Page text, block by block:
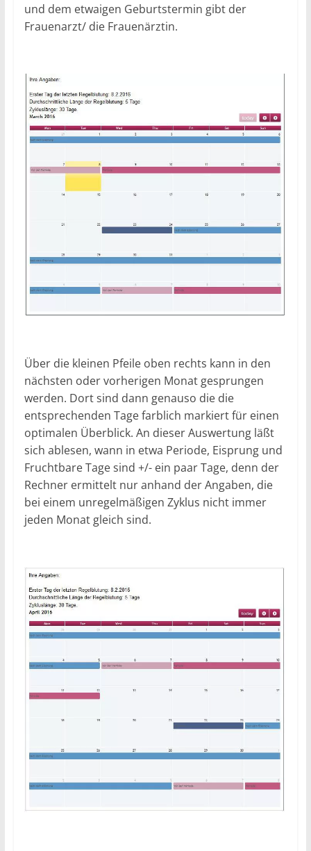
und dem etwaigen Geburtstermin gibt der
Frauenarzt/ die Frauenärztin.
Über die kleinen Pfeile oben rechts kann in den
nächsten oder vorherigen Monat gesprungen
werden. Dort sind dann genauso die die
entsprechenden Tage farblich markiert für einen
optimalen Überblick. An dieser Auswertung läßt
sich ablesen, wann in etwa Periode, Eisprung und
Fruchtbare Tage sind +/- ein paar Tage, denn der
Rechner ermittelt nur anhand der Angaben, die
bei einem unregelmäßigen Zyklus nicht immer
jeden Monat gleich sind.